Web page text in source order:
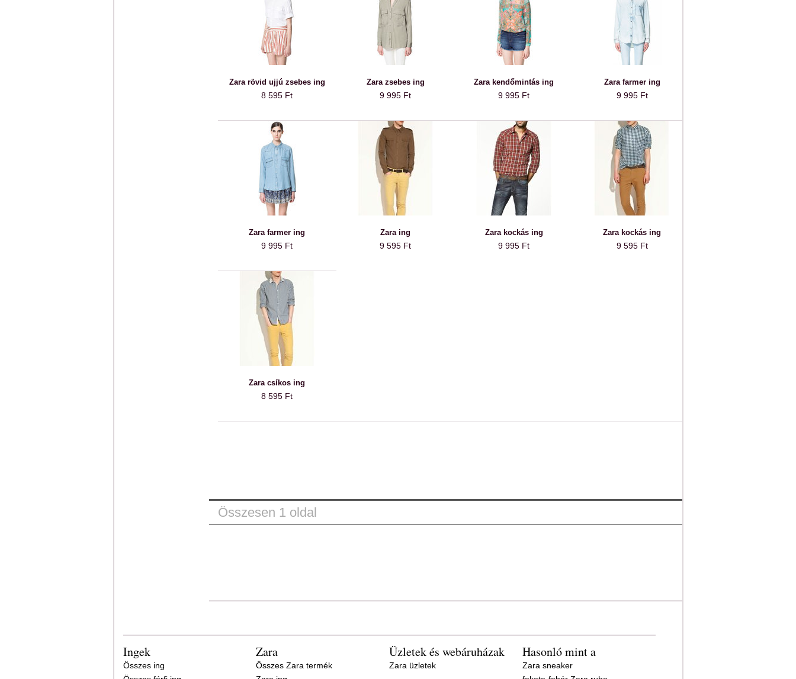
Zara rövid ujjú zsebes ing
8 595 Ft
Zara zsebes ing
9 995 Ft
Zara kendőmintás ing
9 995 Ft
Zara farmer ing
9 995 Ft
Zara farmer ing
9 995 Ft
Zara ing
9 595 Ft
Zara kockás ing
9 995 Ft
Zara kockás ing
9 595 Ft
Zara csíkos ing
8 595 Ft
Összesen 1 oldal
Ingek
Összes ing
Zara
Összes Zara termék
Üzletek és webáruházak
Zara üzletek
Hasonló mint a
Zara sneaker